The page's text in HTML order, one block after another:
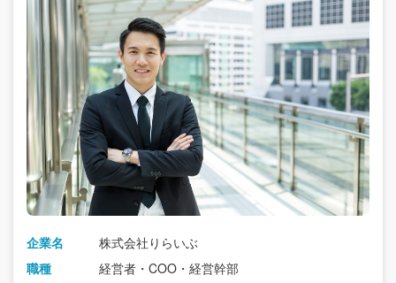
企業名
株式会社りらいぶ
職種
経営者・COO・経営幹部